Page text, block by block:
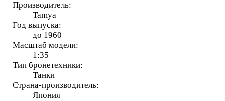
Производитель:
Tamya
Год выпуска:
до 1960
Масштаб модели:
1:35
Тип бронетехники:
Танки
Страна-производитель:
Япония